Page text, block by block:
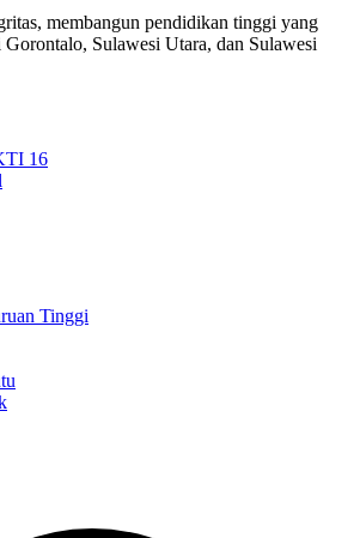
membangun pendidikan tinggi yang
Sulawesi Utara, dan Sulawesi
16
Tinggi